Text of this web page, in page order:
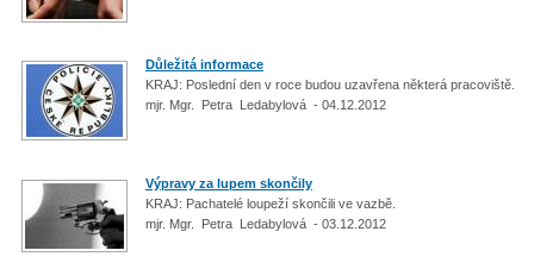
Důležitá informace
KRAJ: Poslední den v roce budou uzavřena některá pracoviště.
mjr. Mgr. Petra Ledabylová - 04.12.2012
Výpravy za lupem skončily
KRAJ: Pachatelé loupeží skončili ve vazbě.
mjr. Mgr. Petra Ledabylová - 03.12.2012